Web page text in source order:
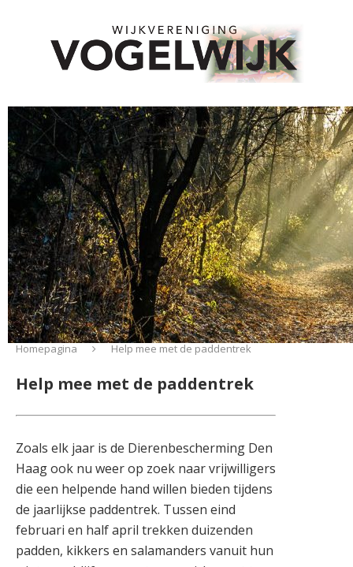
Homepagina Help mee met de paddentrek
Help mee met de paddentrek
Zoals elk jaar is de Dierenbescherming Den
Haag ook nu weer op zoek naar vrijwilligers
die een helpende hand willen bieden tijdens
de jaarlijkse paddentrek. Tussen eind
februari en half april trekken duizenden
padden, kikkers en salamanders vanuit hun